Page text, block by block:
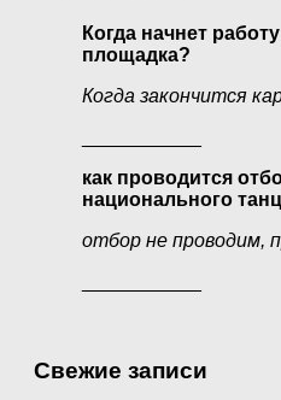
Когда начнет
площадка?
Когда закончится
как проводится
национального
отбор не проводим,
Свежие записи